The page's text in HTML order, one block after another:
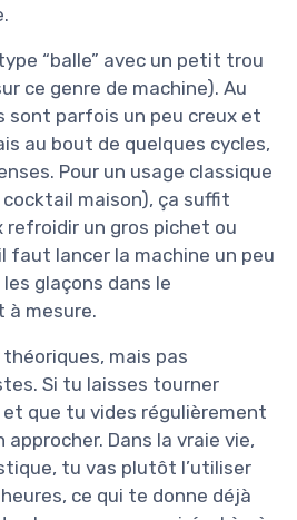
“balle” avec un petit trou
ce genre de machine). Au
sont parfois un peu creux et
au bout de quelques cycles,
Pour un usage classique
cocktail maison), ça suffit
refroidir un gros pichet ou
faut lancer la machine un peu
glaçons dans le
à mesure.
mais pas
Si tu laisses tourner
que tu vides régulièrement
approcher. Dans la vraie vie,
tu vas plutôt l’utiliser
ce qui te donne déjà